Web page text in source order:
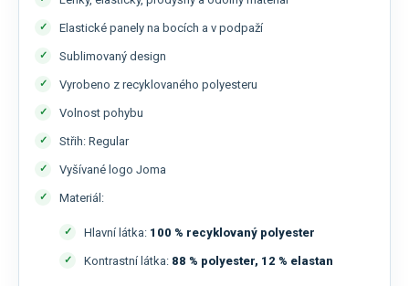
Elastické panely na bocích a v podpaží
Sublimovaný design
Vyrobeno z recyklovaného polyesteru
Volnost pohybu
Střih: Regular
Vyšívané logo Joma
Materiál:
Hlavní látka: 100 % recyklovaný polyester
Kontrastní látka: 88 % polyester, 12 % elastan